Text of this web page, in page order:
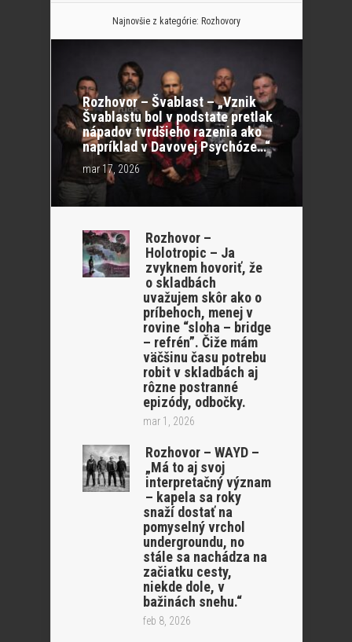
Najnovšie z kategórie: Rozhovory
Rozhovor – Švablast – „Vznik
Švablastu bol v podstate pretlak
nápadov tvrdšieho razenia ako
napríklad v Davovej Psychóze…“
mar 17, 2026
Rozhovor –
Holotropic – Ja
zvyknem hovoriť, že
o skladbách
uvažujem skôr ako o
príbehoch, menej v
rovine “sloha – bridge
– refrén”. Čiže mám
väčšinu času potrebu
robit v skladbách aj
rôzne postranné
epizódy, odbočky.
mar 1, 2026
Rozhovor – WAYD –
„Má to aj svoj
interpretačný význam
– kapela sa roky
snaží dostať na
pomyselný vrchol
undergroundu, no
stále sa nachádza na
začiatku cesty,
niekde dole, v
bažinách snehu.“
feb 8, 2026